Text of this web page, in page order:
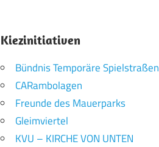
Kiezinitiativen
Bündnis Temporäre Spielstraßen
CARambolagen
Freunde des Mauerparks
Gleimviertel
KVU – KIRCHE VON UNTEN